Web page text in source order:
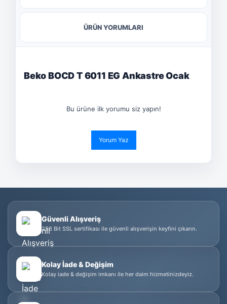
ÜRÜN YORUMLARI
Beko BOCD T 6011 EG Ankastre Ocak
Bu ürüne ilk yorumu siz yapın!
Yorum Yaz
Güvenli Alışveriş
256 Bit SSL sertifikası ile güvenli alışverişin keyfini çıkarın.
Kolay İade & Değişim
Kolay iade & değişim imkanı ile her daim hizmetinizdeyiz.